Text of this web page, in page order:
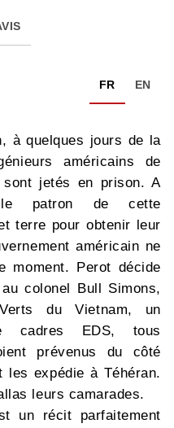
FR EN
à quelques jours de la
américains de
sont jetés en prison. A
patron de cette
terre pour obtenir leur
américain ne
moment. Perot décide
colonel Bull Simons,
du Vietnam, un
cadres EDS, tous
prévenus du côté
expédie à Téhéran.
leurs camarades.
un récit parfaitement